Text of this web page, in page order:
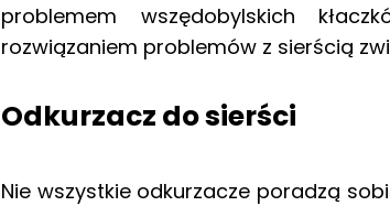
problemem wszędobylskich
rozwiązaniem problemów z sierścią
Odkurzacz do sierści
Nie wszystkie odkurzacze poradzą